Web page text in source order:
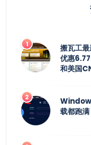
搬瓦工
优惠
和美国
载都跑满